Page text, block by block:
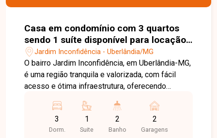
Casa em condomínio com 3 quartos
sendo 1 suíte disponível para locação
e venda no bairro Jardim Inconfidência
em Uberlândia-MG
Jardim Inconfidência - Uberlândia/MG
O bairro Jardim Inconfidência, em Uberlândia-MG,
é uma região tranquila e valorizada, com fácil
acesso e ótima infraestrutura, oferecendo
em condomínios. Sala ampla em dois ambientes,
3 quartos sendo 1 suíte com ar-condicionado e
armário embutido, banheiros bem distribuídos
3
Dorm.
1
Suite
2
Banho
2
Garagens